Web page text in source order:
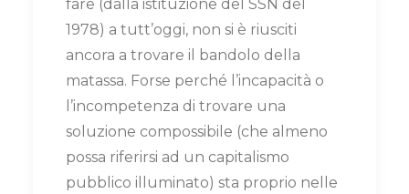
fare (dalla istituzione del SSN del
1978) a tutt’oggi, non si è riusciti
ancora a trovare il bandolo della
matassa. Forse perché l’incapacità o
l’incompetenza di trovare una
soluzione compossibile (che almeno
possa riferirsi ad un capitalismo
pubblico illuminato) sta proprio nelle